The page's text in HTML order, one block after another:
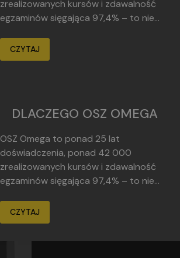
zrealizowanych kursów i zdawalność
egzaminów sięgająca 97,4% – to nie...
CZYTAJ
DLACZEGO OSZ OMEGA
OSZ Omega to ponad 25 lat
doświadczenia, ponad 42 000
zrealizowanych kursów i zdawalność
egzaminów sięgająca 97,4% – to nie...
CZYTAJ